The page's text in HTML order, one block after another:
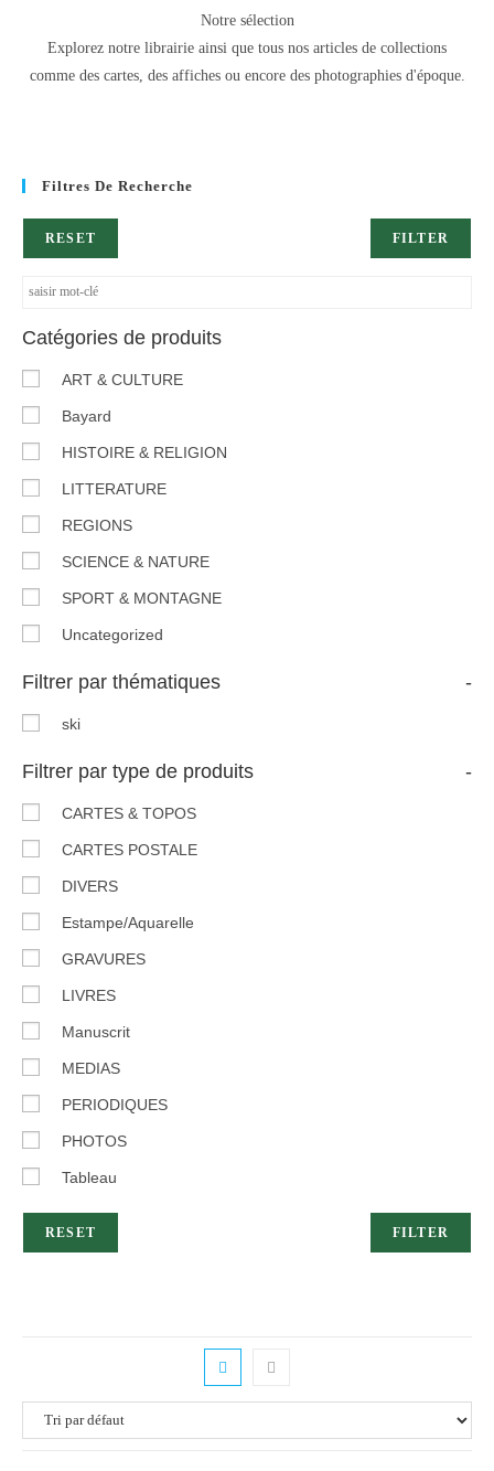
Notre sélection
Explorez notre librairie ainsi que tous nos articles de collections
comme des cartes, des affiches ou encore des photographies d'époque.
Filtres De Recherche
RESET FILTER
Catégories de produits
ART & CULTURE
Bayard
HISTOIRE & RELIGION
LITTERATURE
REGIONS
SCIENCE & NATURE
SPORT & MONTAGNE
Uncategorized
Filtrer par thématiques -
ski
Filtrer par type de produits -
CARTES & TOPOS
CARTES POSTALE
DIVERS
Estampe/Aquarelle
GRAVURES
LIVRES
Manuscrit
MEDIAS
PERIODIQUES
PHOTOS
Tableau
RESET FILTER